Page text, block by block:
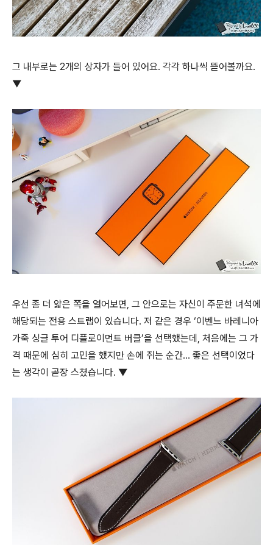
그 내부로는 2개의 상자가 들어 있어요. 각각 하나씩 뜯어볼까요.
▼
우선 좀 더 얇은 쪽을 열어보면, 그 안으로는 자신이 주문한 녀석에
해당되는 전용 스트랩이 있습니다. 저 같은 경우 ‘이벤느 바레니아
가죽 싱글 투어 디플로이먼트 버클’을 선택했는데, 처음에는 그 가
격 때문에 심히 고민을 했지만 손에 쥐는 순간… 좋은 선택이었다
는 생각이 곧장 스쳤습니다. ▼